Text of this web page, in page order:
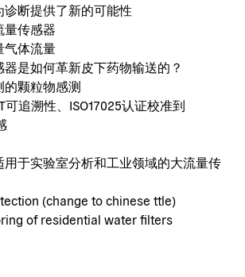
断提供了新的可能性
量传感器
气体流量
是如何革新皮下药物输送的？
的颗粒物感测
可追溯性、ISO17025认证校准到
于实验室分析和工业领域的大流量传
(change to chinese ttle)
of residential water filters